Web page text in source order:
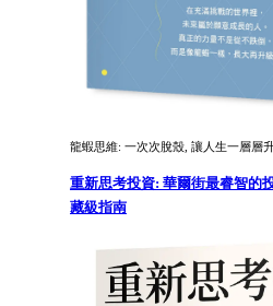
龍蝦思維: 一次次脫殼, 讓人生一層層
重新思考投資: 華爾街最睿智的
藏級指南